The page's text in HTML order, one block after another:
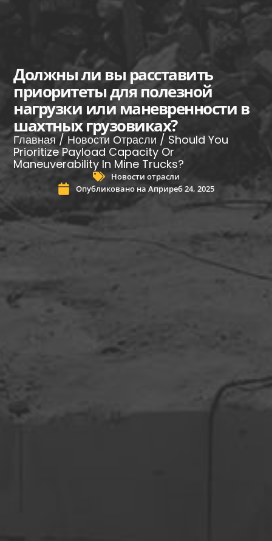
Должны ли вы расставить
приоритеты для полезной
нагрузки или маневренности в
шахтных грузовиках?
Главная / Новости Отрасли / Should You
Prioritize Payload Capacity Or
Maneuverability In Mine Trucks?
Новости отрасли
Опубликовано на Априреб 24, 2025